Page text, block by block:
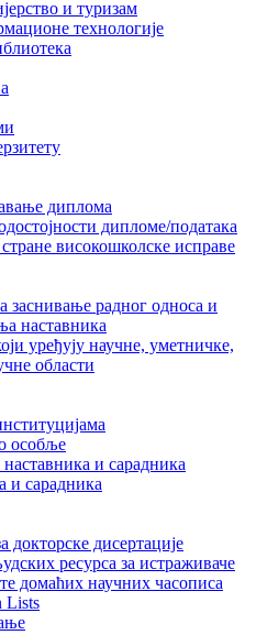
и туризам
технологије
диплома
дипломе/података
високошколске исправе
заснивање радног односа и
наставника
уређују научне, уметничке,
области
особље
и сарадника
и сарадника
докторске дисертације
ресурса за истраживаче
домаћих научних часописа
Lists